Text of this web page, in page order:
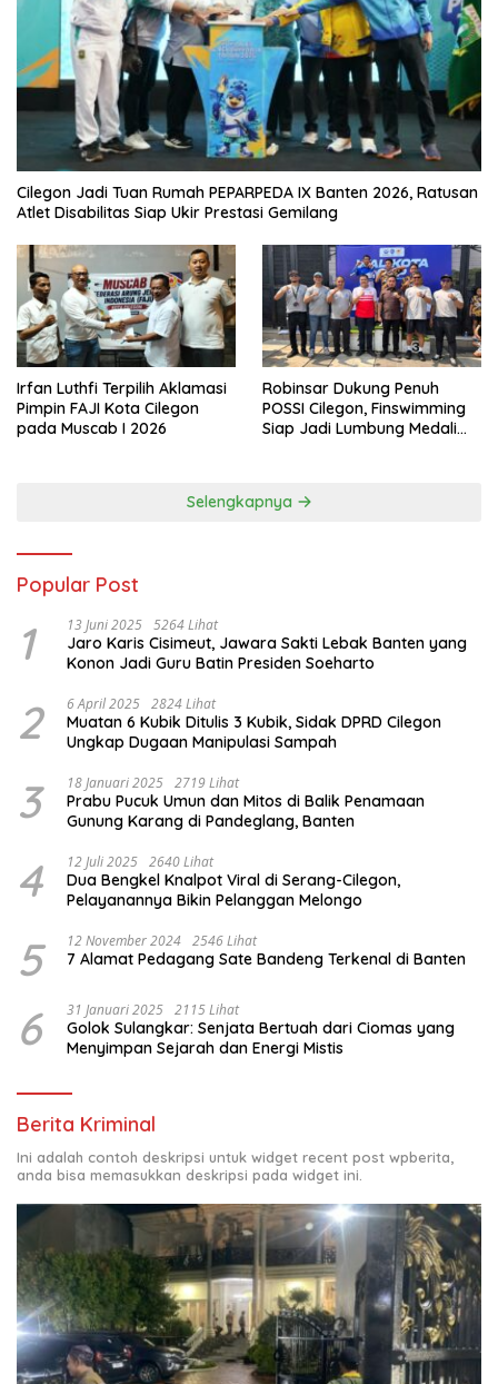
Cilegon Jadi Tuan Rumah PEPARPEDA IX Banten 2026, Ratusan
Atlet Disabilitas Siap Ukir Prestasi Gemilang
Irfan Luthfi Terpilih Aklamasi
Pimpin FAJI Kota Cilegon
pada Muscab I 2026
Robinsar Dukung Penuh
POSSI Cilegon, Finswimming
Siap Jadi Lumbung Medali
Selengkapnya
Popular Post
1 13 Juni 2025 5264 Lihat
Jaro Karis Cisimeut, Jawara Sakti Lebak Banten yang
Konon Jadi Guru Batin Presiden Soeharto
2 6 April 2025 2824 Lihat
Muatan 6 Kubik Ditulis 3 Kubik, Sidak DPRD Cilegon
Ungkap Dugaan Manipulasi Sampah
3 18 Januari 2025 2719 Lihat
Prabu Pucuk Umun dan Mitos di Balik Penamaan
Gunung Karang di Pandeglang, Banten
4 12 Juli 2025 2640 Lihat
Dua Bengkel Knalpot Viral di Serang-Cilegon,
Pelayanannya Bikin Pelanggan Melongo
5 12 November 2024 2546 Lihat
7 Alamat Pedagang Sate Bandeng Terkenal di Banten
6 31 Januari 2025 2115 Lihat
Golok Sulangkar: Senjata Bertuah dari Ciomas yang
Menyimpan Sejarah dan Energi Mistis
Berita Kriminal
Ini adalah contoh deskripsi untuk widget recent post wpberita,
anda bisa memasukkan deskripsi pada widget ini.